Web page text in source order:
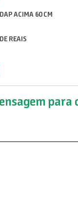
ACIMA 60 CM
REAIS
para